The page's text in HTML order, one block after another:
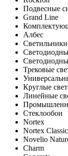
Подвесные
Grand Line
Албес
Светильники
Трековые
Круглые
Линейные
Стеклообои
Nortex
Nortex Classic
Novelio
Charm